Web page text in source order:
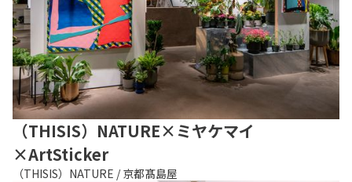
（THISIS）NATURE×ミヤケマイ
×ArtSticker
（THISIS）NATURE / 京都髙島屋